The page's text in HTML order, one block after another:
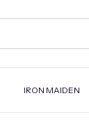
IRON MAIDEN